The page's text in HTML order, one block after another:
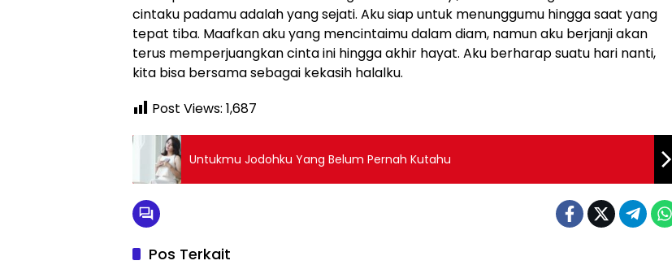
cintaku padamu adalah yang sejati. Aku siap untuk menunggumu hingga saat yang
tepat tiba. Maafkan aku yang mencintaimu dalam diam, namun aku berjanji akan
terus memperjuangkan cinta ini hingga akhir hayat. Aku berharap suatu hari nanti,
kita bisa bersama sebagai kekasih halalku.
Post Views: 1,687
Untukmu Jodohku Yang Belum Pernah Kutahu
Pos Terkait